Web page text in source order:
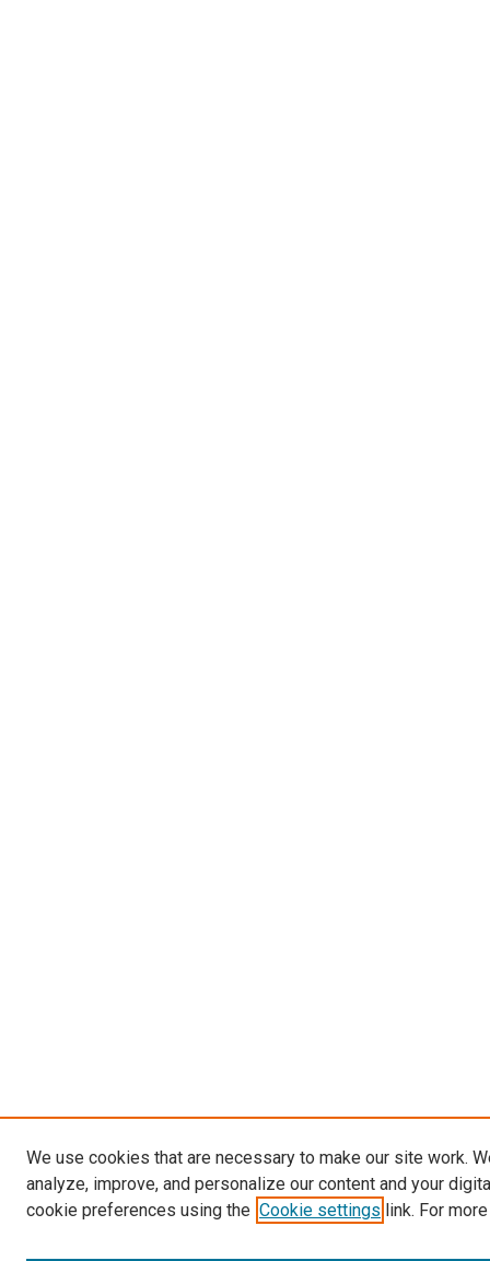
We use cookies that are necessary to make our site work.
analyze, improve, and personalize our content and your
cookie preferences using the Cookie settings link. For